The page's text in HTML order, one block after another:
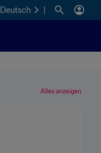
Deutsch
Alles anzeigen